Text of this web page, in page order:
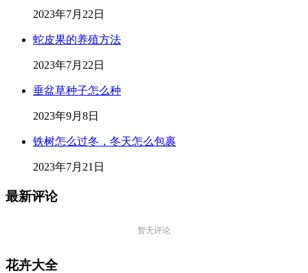
2023年7月22日
蛇皮果的养殖方法
2023年7月22日
垂盆草种子怎么种
2023年9月8日
铁树怎么过冬，冬天怎么包裹
2023年7月21日
最新评论
暂无评论
花卉大全